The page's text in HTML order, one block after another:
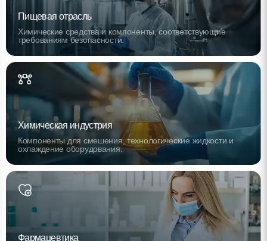
Пищевая отрасль
Химические средства и компоненты, соответствующие
требованиям безопасности.
Химическая индустрия
Компоненты для смешения, технологические жидкости и
охлаждение оборудования.
Фармацевтика